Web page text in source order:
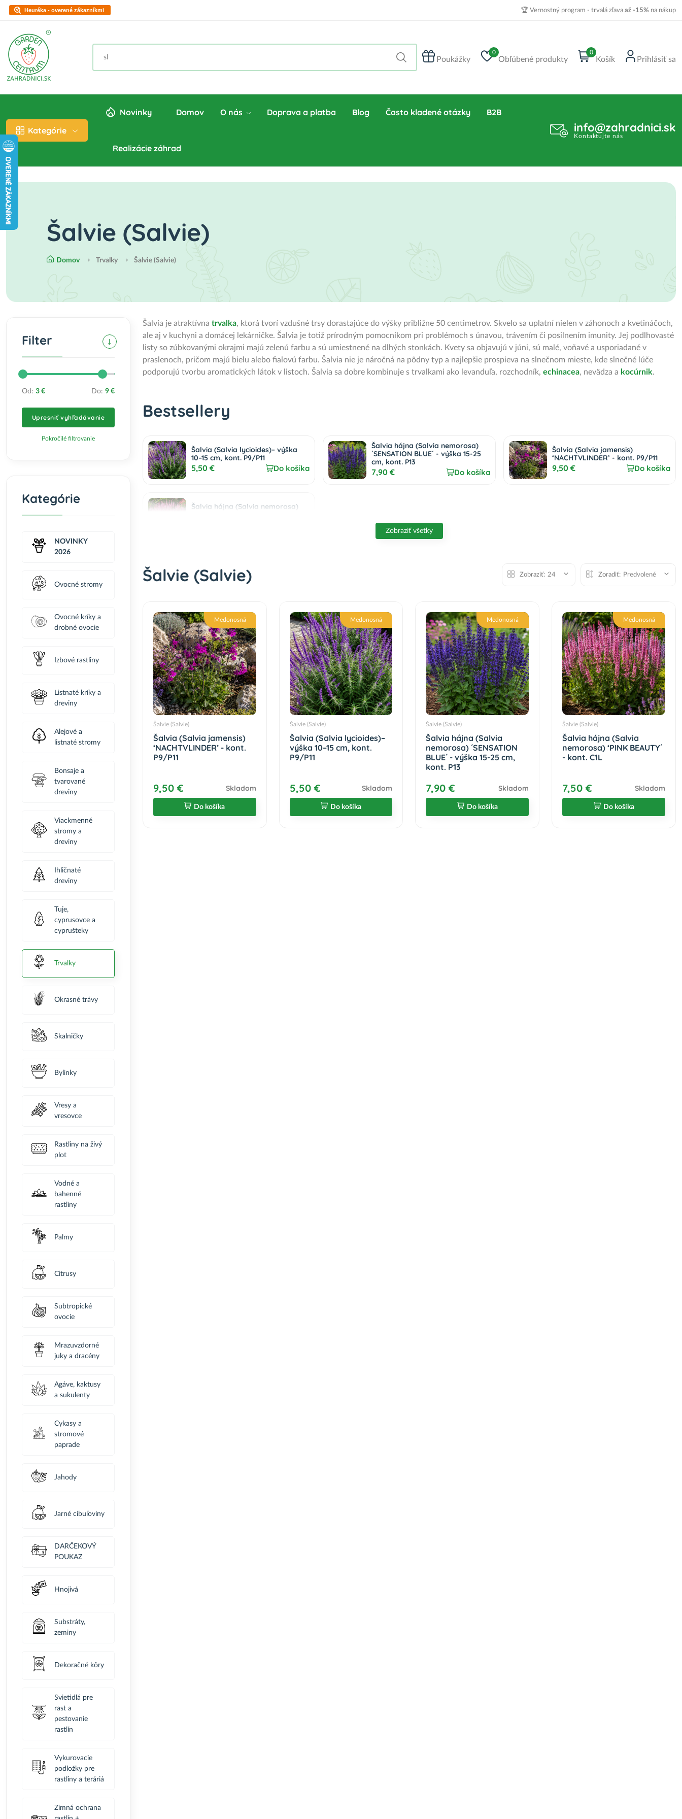
Heuréka - overené zákazníkmi 🏆 Vernostný program - trvalá zľava až -15% na nákup
Poukážky
0
Obľúbené produkty
0
Košík Prihlásiť sa
Kategórie
Novinky Domov O nás Doprava a platba Blog Často kladené otázky B2B
Realizácie záhrad
info@zahradnici.sk
Kontaktujte nás
Šalvie (Salvie)
Domov Trvalky Šalvie (Salvie)
Filter
Od: 3 € Do: 9 €
Upresniť vyhľadávanie
Pokročilé filtrovanie
Kategórie
NOVINKY
2026
Ovocné stromy
Ovocné kríky a
drobné ovocie
Izbové rastliny
Listnaté kríky a
dreviny
Alejové a
listnaté stromy
Bonsaje a
tvarované
dreviny
Viackmenné
stromy a
dreviny
Ihličnaté
dreviny
Tuje,
cyprusovce a
cyprušteky
Trvalky
Okrasné trávy
Skalničky
Bylinky
Vresy a
vresovce
Rastliny na živý
plot
Vodné a
bahenné
rastliny
Palmy
Citrusy
Subtropické
ovocie
Mrazuvzdorné
juky a dracény
Agáve, kaktusy
a sukulenty
Cykasy a
stromové
paprade
Jahody
Jarné cibuľoviny
DARČEKOVÝ
POUKAZ
Hnojivá
Substráty,
zeminy
Dekoračné kôry
Svietidlá pre
rast a
pestovanie
rastlín
Vykurovacie
podložky pre
rastliny a teráriá
Zimná ochrana
Šalvia je atraktívna trvalka, ktorá tvorí vzdušné trsy dorastajúce do výšky približne 50 centimetrov. Skvelo sa uplatní nielen v záhonoch a kvetináčoch,
ale aj v kuchyni a domácej lekárničke. Šalvia je totiž prírodným pomocníkom pri problémoch s únavou, trávením či posilnením imunity. Jej podlhovasté
listy so zúbkovanými okrajmi majú zelenú farbu a sú umiestnené na dlhých stonkách. Kvety sa objavujú v júni, sú malé, voňavé a usporiadané v
praslenoch, pričom majú bielu alebo fialovú farbu. Šalvia nie je náročná na pôdny typ a najlepšie prospieva na slnečnom mieste, kde slnečné lúče
podporujú tvorbu aromatických látok v listoch. Šalvia sa dobre kombinuje s trvalkami ako levanduľa, rozchodník, echinacea, nevädza a kocúrnik.
Bestsellery
Šalvia (Salvia lycioides)– výška
10–15 cm, kont. P9/P11
5,50 € Do košíka
Šalvia hájna (Salvia nemorosa)
´SENSATION BLUE´ - výška 15-25
cm, kont. P13
7,90 € Do košíka
Šalvia (Salvia jamensis)
‘NACHTVLINDER’ - kont. P9/P11
9,50 € Do košíka
Šalvia hájna (Salvia nemorosa)
Zobraziť všetky
Šalvie (Salvie) Zobraziť: 24 Zoradiť: Predvolené
Medonosná
Šalvie (Salvie)
Šalvia (Salvia jamensis)
‘NACHTVLINDER’ - kont.
P9/P11
9,50 € Skladom
Do košíka
Medonosná
Šalvie (Salvie)
Šalvia (Salvia lycioides)–
výška 10–15 cm, kont.
P9/P11
5,50 € Skladom
Do košíka
Medonosná
Šalvie (Salvie)
Šalvia hájna (Salvia
nemorosa) ´SENSATION
BLUE´ - výška 15-25 cm,
kont. P13
7,90 € Skladom
Do košíka
Medonosná
Šalvie (Salvie)
Šalvia hájna (Salvia
nemorosa) ‘PINK BEAUTY´
- kont. C1L
7,50 € Skladom
Do košíka